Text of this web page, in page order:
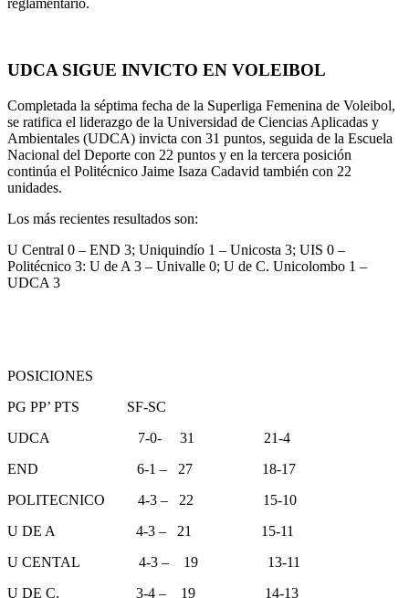
reglamentario.
UDCA SIGUE INVICTO EN VOLEIBOL
Completada la séptima fecha de la Superliga Femenina de Voleibol,
se ratifica el liderazgo de la Universidad de Ciencias Aplicadas y
Ambientales (UDCA) invicta con 31 puntos, seguida de la Escuela
Nacional del Deporte con 22 puntos y en la tercera posición
continúa el Politécnico Jaime Isaza Cadavid también con 22
unidades.
Los más recientes resultados son:
U Central 0 – END 3; Uniquindío 1 – Unicosta 3; UIS 0 –
Politécnico 3: U de A 3 – Univalle 0; U de C. Unicolombo 1 –
UDCA 3
POSICIONES
PG PP’ PTS SF-SC
UDCA 7-0- 31 21-4
END 6-1 – 27 18-17
POLITECNICO 4-3 – 22 15-10
U DE A 4-3 – 21 15-11
U CENTAL 4-3 – 19 13-11
U DE C. 3-4 – 19 14-13